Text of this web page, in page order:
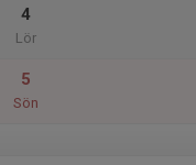
4
Lör
5
Sön